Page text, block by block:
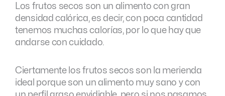
Los frutos secos son un alimento con gran
densidad calórica, es decir, con poca cantidad
tenemos muchas calorías, por lo que hay que
andarse con cuidado.
Ciertamente los frutos secos son la merienda
ideal porque son un alimento muy sano y con